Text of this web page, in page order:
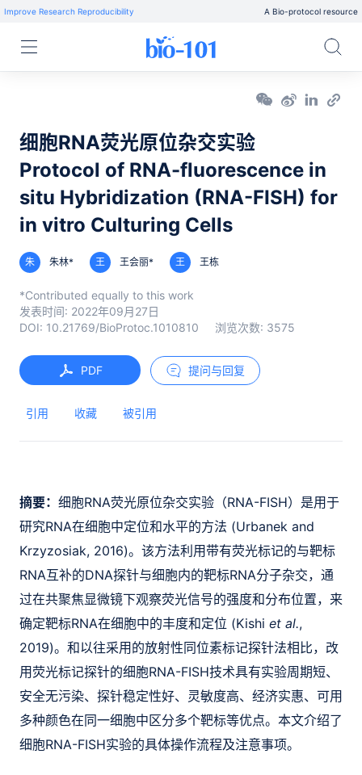
Improve Research Reproducibility A Bio-protocol resource
细胞RNA荧光原位杂交实验
Protocol of RNA-fluorescence in
situ Hybridization (RNA-FISH) for
in vitro Culturing Cells
朱 朱林* 王 王会丽* 王 王栋
*Contributed equally to this work
发表时间: 2022年09月27日
DOI: 10.21769/BioProtoc.1010810 浏览次数: 3575
PDF 提问与回复
引用 收藏 被引用
摘要： 细胞RNA荧光原位杂交实验（RNA-FISH）是用于
研究RNA在细胞中定位和水平的方法 (Urbanek and
Krzyzosiak, 2016)。该方法利用带有荧光标记的与靶标
RNA互补的DNA探针与细胞内的靶标RNA分子杂交，通
过在共聚焦显微镜下观察荧光信号的强度和分布位置，来
确定靶标RNA在细胞中的丰度和定位 (Kishi et al.,
2019)。和以往采用的放射性同位素标记探针法相比，改
用荧光标记探针的细胞RNA-FISH技术具有实验周期短、
安全无污染、探针稳定性好、灵敏度高、经济实惠、可用
多种颜色在同一细胞中区分多个靶标等优点。本文介绍了
细胞RNA-FISH实验的具体操作流程及注意事项。